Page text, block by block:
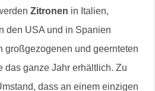
Zitronen in Italien,
den USA und in Spanien
großgezogenen und geernteten
das ganze Jahr erhältlich. Zu
dass an einem einzigen